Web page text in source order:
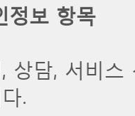
정보 항목
상담, 서비
.